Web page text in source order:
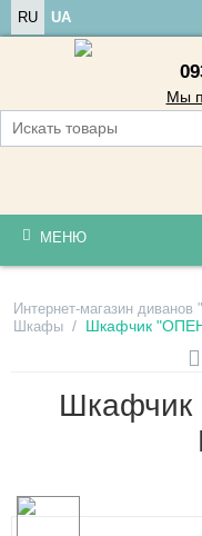
RU UA
Мы
МЕНЮ
Интернет-магазин диванов
Шкафы / Шкафчик